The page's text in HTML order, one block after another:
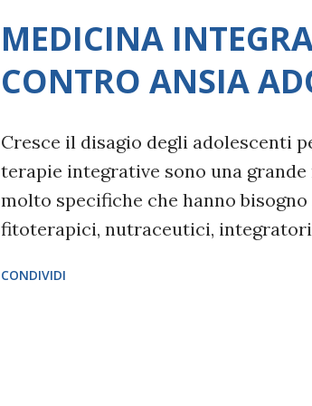
MEDICINA
CONTRO ANSIA
Cresce il disagio degli adolescenti
terapie integrative sono una
molto specifiche che hanno
fitoterapici, nutraceutici,
evento, in questo caso la pandemia
italiana (Spi) nel corso
CONDIVIDI